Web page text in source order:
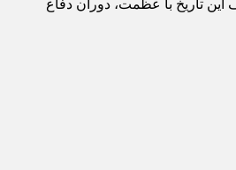
تاریخ با عظمت، دوران دفاع